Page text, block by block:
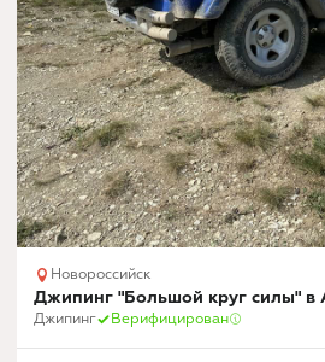
Новороссийск
Джипинг "Большой круг силы"
Джипинг Верифицирован